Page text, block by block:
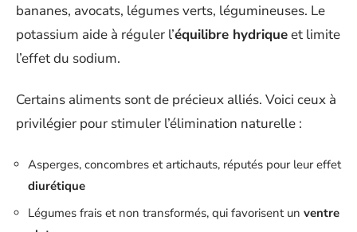
bananes, avocats, légumes verts, légumineuses. Le
potassium aide à réguler l’équilibre hydriqueet limite
l’effet du sodium.
Certains aliments sont de précieux alliés. Voici ceux à
privilégier pour stimuler l’élimination naturelle :
Asperges, concombres et artichauts, réputés pour leur effet
diurétique
Légumes frais et non transformés, qui favorisent un ventre